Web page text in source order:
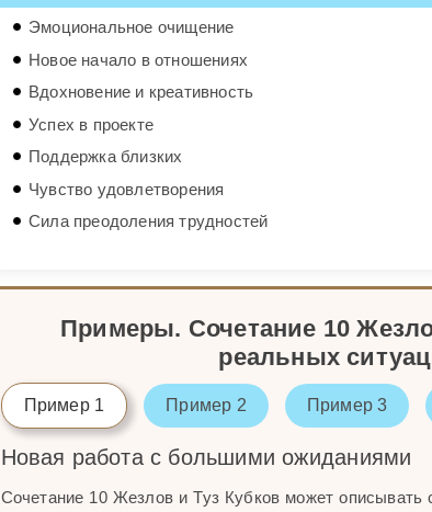
Эмоциональное очищение
Новое начало в отношениях
Вдохновение и креативность
Успех в проекте
Поддержка близких
Чувство удовлетворения
Сила преодоления трудностей
Примеры. Сочетание 10
реальных
Пример 1 Пример 2 Пример 3
Новая работа с большими ожиданиями
Сочетание 10 Жезлов и Туз Кубков может описывать